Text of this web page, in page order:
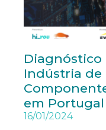
Diagnóstico
Indústria de
em Portugal
16/01/2024